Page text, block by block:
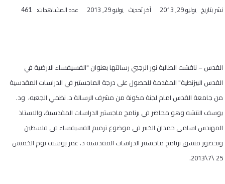
نشر بتاريخ يوليو 29, 2013 آخر تحديث يوليو 29, 2013 عدد المشاهدات: 461
القدس – ناقشت الطالبة نور الرجبي رسالتها بعنوان "الفسيفساء الارضية في
القدس البيزنطية" المقدمة للحصول على درجة الماجستير في الدراسات المقدسية
من جامعة القدس امام لجنة مكونة من مشرف الرسالة د. نظمي الجعبه، ود.
يوسف النتشه وهو محاضر في برنامج ماجستير الدراسات المقدسية، والاستاذ
المهندس اسامى حمدان الخبير في موضوع ترميم الفسيفساء في فلسطين
وبحضور منسق برنامج ماجستير الدراسات المقدسيه د. عمر يوسف يوم الخميس
25 \7\2013.